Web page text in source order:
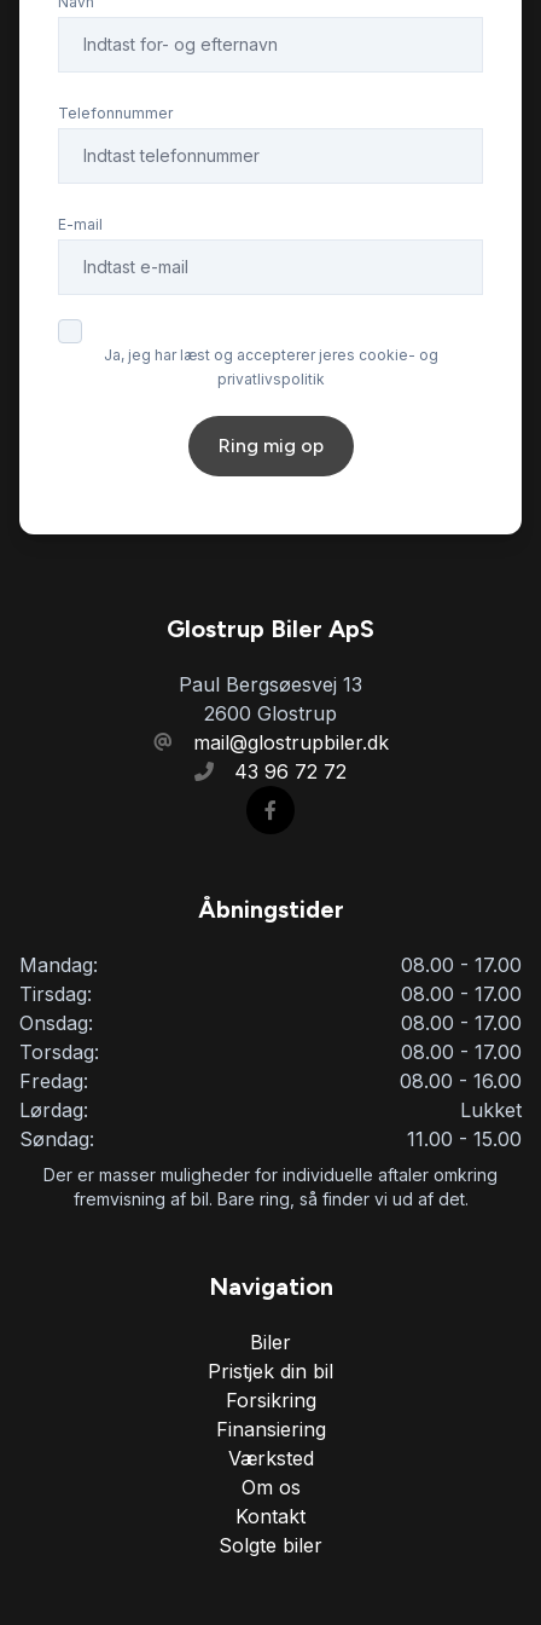
Fuld LED forlygter
Head-Up Display
Højdejusterbare forsæder
Infocenter
Kamera 360 grader
Musikstreaming via bluetooth
Servostyring
Skiltegenkendelse
Splitbagsæder
Træthedsregistrering
Telefonnummer
E-mail
Ja, jeg har læst og accepterer jeres cookie- og
privatlivspolitik
Ring mig op
Glostrup Biler ApS
Paul Bergsøesvej 13
2600 Glostrup
mail@glostrupbiler.dk
43 96 72 72
Åbningstider
Mandag:
08.00 - 17.00
Tirsdag:
08.00 - 17.00
Onsdag:
08.00 - 17.00
Torsdag:
08.00 - 17.00
Fredag:
08.00 - 16.00
Lørdag:
Lukket
Søndag:
11.00 - 15.00
Der er masser muligheder for individuelle aftaler omkring
fremvisning af bil. Bare ring, så finder vi ud af det.
Navigation
Biler
Pristjek din bil
Forsikring
Finansiering
Værksted
Om os
Kontakt
Solgte biler